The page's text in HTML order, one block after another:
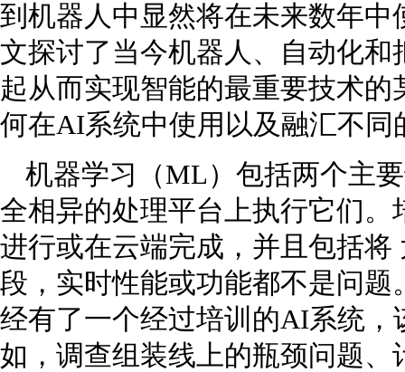
到机器人中显然将在未来数年
文探讨了当今机器人、自动化
起从而实现智能的最重要技术
何在AI系统中使用以及融汇不同
机器学习（ML）包括两个主
全相异的处理平台上执行它们
进行或在云端完成，并且包括
段，实时性能或功能都不是问
经有了一个经过培训的AI系统
如，调查组装线上的瓶颈问题